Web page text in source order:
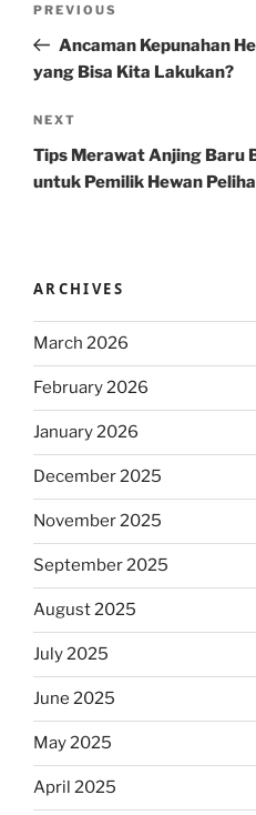
Previous
Post
PREVIOUS
Ancaman Kepunahan
yang Bisa Kita Lakukan?
Next
Post
NEXT
Tips Merawat Anjing Baru
untuk Pemilik Hewan
ARCHIVES
March 2026
February 2026
January 2026
December 2025
November 2025
September 2025
August 2025
July 2025
June 2025
May 2025
April 2025